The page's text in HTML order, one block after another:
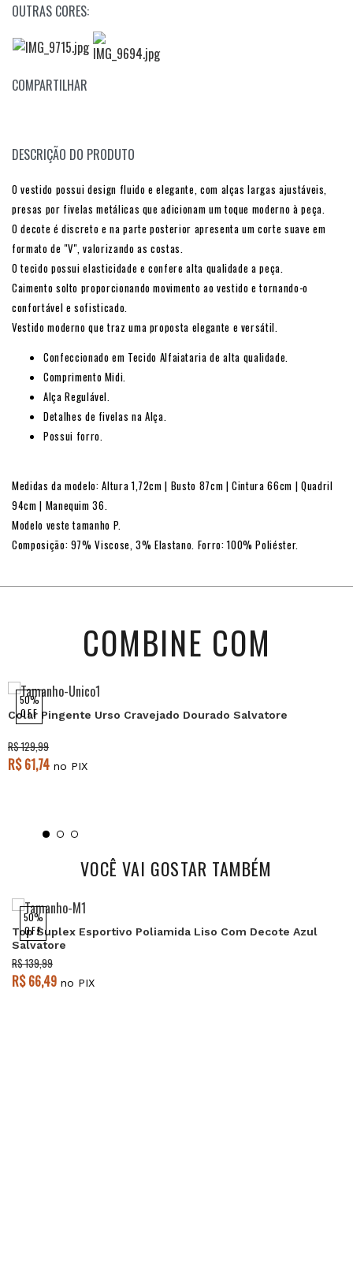
OUTRAS CORES:
COMPARTILHAR
DESCRIÇÃO DO PRODUTO
O vestido possui design fluido e elegante, com alças largas ajustáveis,
presas por fivelas metálicas que adicionam um toque moderno à peça.
O decote é discreto e na parte posterior apresenta um corte suave em
formato de "V", valorizando as costas.
O tecido possui elasticidade e confere alta qualidade a peça.
Caimento solto proporcionando movimento ao vestido e tornando-o
confortável e sofisticado.
Vestido moderno que traz uma proposta elegante e versátil.
Confeccionado em Tecido Alfaiataria de alta qualidade.
Comprimento Midi.
Alça Regulável.
Detalhes de fivelas na Alça.
Possui forro.
Medidas da modelo: Altura 1,72cm | Busto 87cm | Cintura 66cm | Quadril
94cm | Manequim 36.
Modelo veste tamanho P.
Composição: 97% Viscose, 3% Elastano. Forro: 100% Poliéster.
COMBINE COM
50%
OFF
Colar Pingente Urso Cravejado Dourado Salvatore
R$ 129,99
R$ 61,74 no PIX
VOCÊ VAI GOSTAR TAMBÉM
50%
OFF
Top Suplex Esportivo Poliamida Liso Com Decote Azul
Salvatore
R$ 139,99
R$ 66,49 no PIX